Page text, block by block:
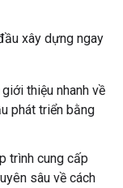
xây dựng ngay
thiệu nhanh về
phát triển bằng
trình cung cấp
sâu về cách